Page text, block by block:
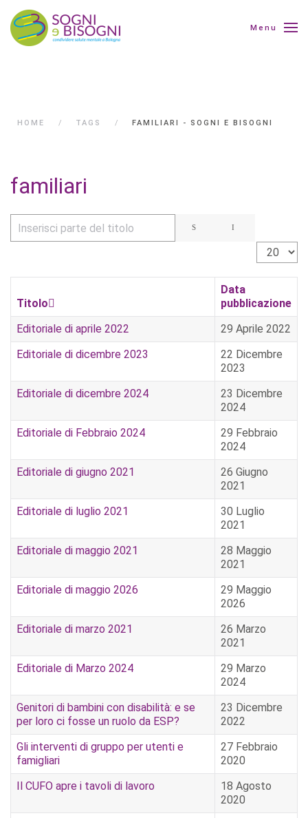
Menu
HOME TAGS FAMILIARI - SOGNI E BISOGNI
familiari
Inserisci parte del titolo
Visualizza
Titolo
Data
pubblicazione
Editoriale di aprile 2022
29 Aprile 2022
Editoriale di dicembre 2023
22 Dicembre
2023
Editoriale di dicembre 2024
23 Dicembre
2024
Editoriale di Febbraio 2024
29 Febbraio
2024
Editoriale di giugno 2021
26 Giugno
2021
Editoriale di luglio 2021
30 Luglio
2021
Editoriale di maggio 2021
28 Maggio
2021
Editoriale di maggio 2026
29 Maggio
2026
Editoriale di marzo 2021
26 Marzo
2021
Editoriale di Marzo 2024
29 Marzo
2024
Genitori di bambini con disabilità: e se
per loro ci fosse un ruolo da ESP?
23 Dicembre
2022
Gli interventi di gruppo per utenti e
famigliari
27 Febbraio
2020
Il CUFO apre i tavoli di lavoro
18 Agosto
2020